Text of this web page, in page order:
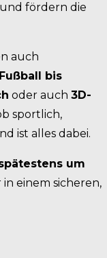
fördern die
auch
Fußball bis
oder auch 3D-
sportlich,
ist alles dabei.
um
in einem sicheren,